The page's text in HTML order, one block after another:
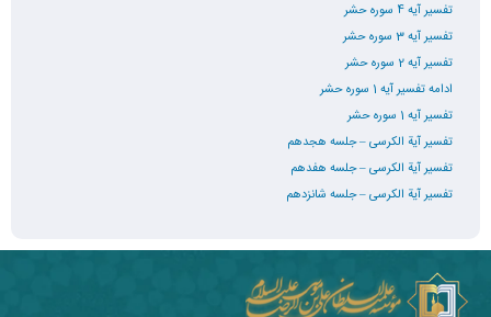
تفسیر آیه 4 سوره حشر
تفسیر آیه 3 سوره حشر
تفسیر آیه 2 سوره حشر
ادامه تفسیر آیه 1 سوره حشر
تفسیر آیه 1 سوره حشر
تفسیر آیة الکرسی – جلسه هجدهم
تفسیر آیة الکرسی – جلسه هفدهم
تفسیر آیة الکرسی – جلسه شانزدهم